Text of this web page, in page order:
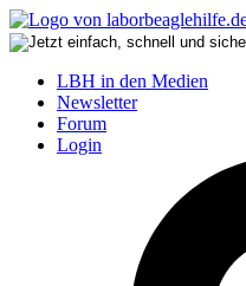
LBH in den Medien
Newsletter
Forum
Login